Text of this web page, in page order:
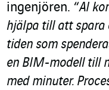
ingenjören. “AI
hjälpa till att spara
tiden som
en BIM-modell till
med minuter.